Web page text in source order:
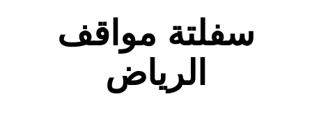
سفلتة مواقف
الرياض